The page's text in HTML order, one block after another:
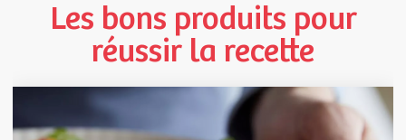
Les bons produits pour
réussir la recette